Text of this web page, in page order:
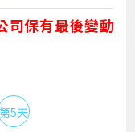
司保有最後變動
5天